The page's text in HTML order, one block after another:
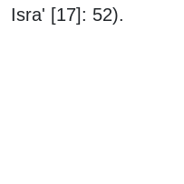
Isra' [17]: 52).